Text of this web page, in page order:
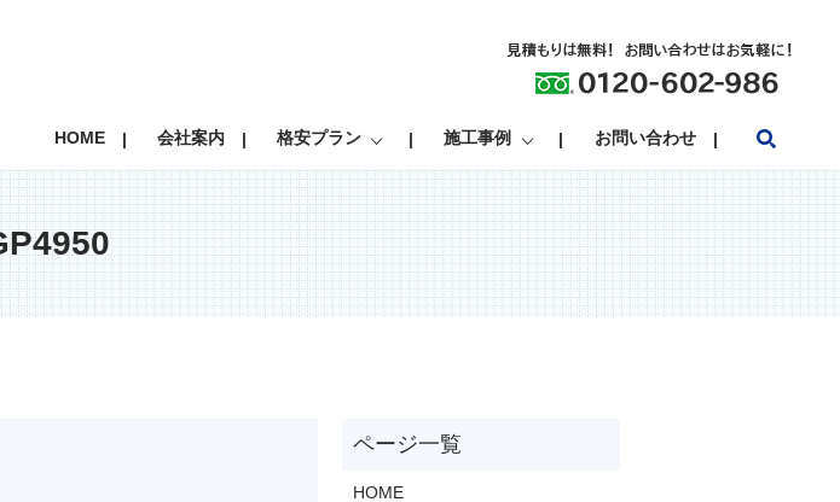
HOME 会社案内 格安プラン 施工事例 お問い合わせ
HOME